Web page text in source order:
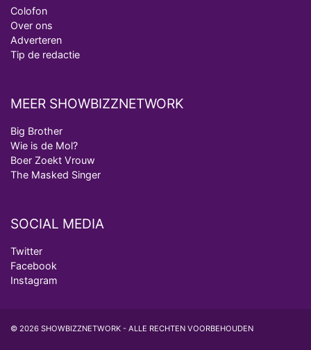
Colofon
Over ons
Adverteren
Tip de redactie
MEER SHOWBIZZNETWORK
Big Brother
Wie is de Mol?
Boer Zoekt Vrouw
The Masked Singer
SOCIAL MEDIA
Twitter
Facebook
Instagram
© 2026 SHOWBIZZNETWORK - ALLE RECHTEN VOORBEHOUDEN